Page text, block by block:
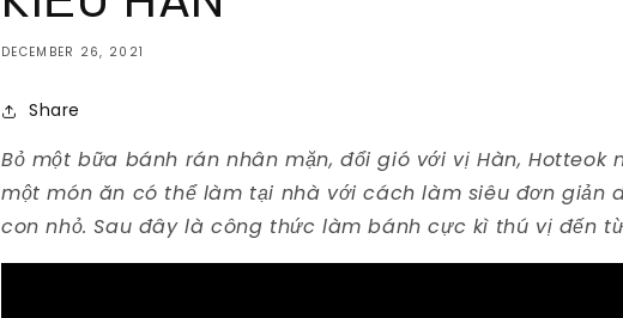
DECEMBER 26, 2021
Share
Bỏ một bữa bánh rán nhân mặn, đổi gió với vị Hàn, Hotteok
một món ăn có thể làm tại nhà với cách làm siêu đơn giản
con nhỏ. Sau đây là công thức làm bánh cực kì thú vị đến